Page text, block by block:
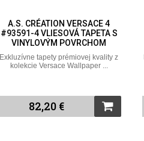
A.S. CRÉATION VERSACE 4
#93591-4 VLIESOVÁ TAPETA S
VINYLOVÝM POVRCHOM
Exkluzívne tapety prémiovej kvality z
kolekcie Versace Wallpaper ...
82,20 €